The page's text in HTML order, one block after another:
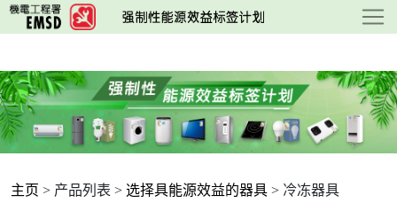
跳
至
要
内
容
主页 > 产品列表 > 选择具能源效益的器具 > 冷冻器具